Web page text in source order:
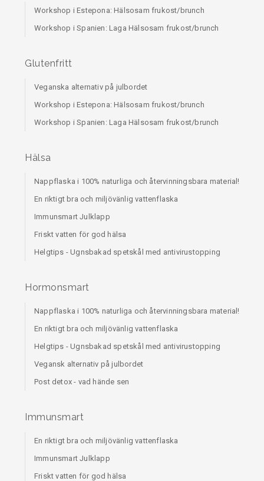
Workshop i Estepona: Hälsosam frukost/brunch
Workshop i Spanien: Laga Hälsosam frukost/brunch
Glutenfritt
Veganska alternativ på julbordet
Workshop i Estepona: Hälsosam frukost/brunch
Workshop i Spanien: Laga Hälsosam frukost/brunch
Hälsa
Nappflaska i 100% naturliga och återvinningsbara material!
En riktigt bra och miljövänlig vattenflaska
Immunsmart Julklapp
Friskt vatten för god hälsa
Helgtips - Ugnsbakad spetskål med antivirustopping
Hormonsmart
Nappflaska i 100% naturliga och återvinningsbara material!
En riktigt bra och miljövänlig vattenflaska
Helgtips - Ugnsbakad spetskål med antivirustopping
Vegansk alternativ på julbordet
Post detox - vad hände sen
Immunsmart
En riktigt bra och miljövänlig vattenflaska
Immunsmart Julklapp
Friskt vatten för god hälsa